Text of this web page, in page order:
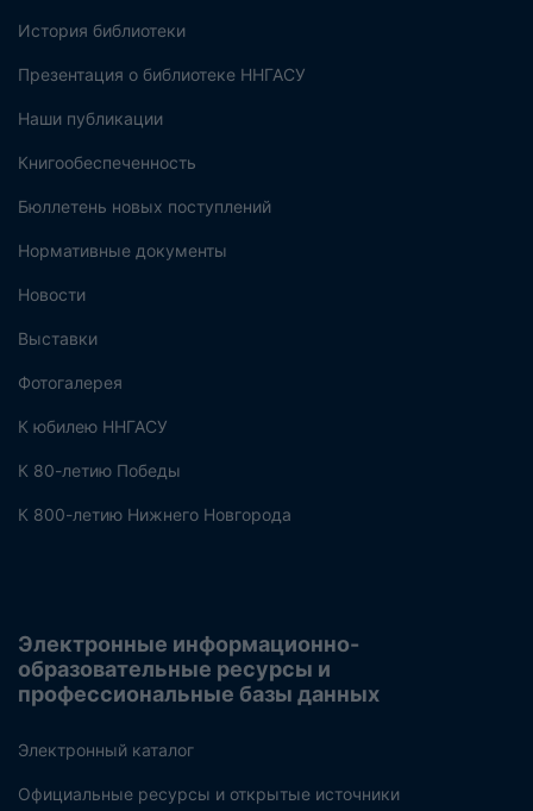
История библиотеки
Презентация о библиотеке ННГАСУ
Наши публикации
Книгообеспеченность
Бюллетень новых поступлений
Нормативные документы
Новости
Выставки
Фотогалерея
К юбилею ННГАСУ
К 80-летию Победы
К 800-летию Нижнего Новгорода
Электронные информационно-
образовательные ресурсы и
профессиональные базы данных
Электронный каталог
Официальные ресурсы и открытые источники